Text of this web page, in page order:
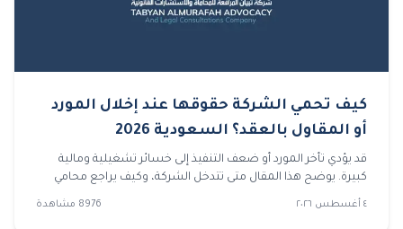
كيف تحمي الشركة حقوقها عند إخلال المورد
أو المقاول بالعقد؟ السعودية 2026
قد يؤدي تأخر المورد أو ضعف التنفيذ إلى خسائر تشغيلية ومالية
كبيرة. يوضح هذا المقال متى تتدخل الشركة، وكيف يراجع محامي
شركات العقد والمستندات، وما الخطوات التي تسبق رفع قضايا
٤ أغسطس ٢٠٢٦ 8976 مشاهدة